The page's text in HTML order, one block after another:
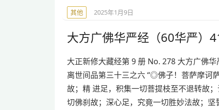
其他 2025年1月9日
大方广佛华严经（60华严）
大正新修大藏经第 9 册 No. 278 大方广佛
离世间品第三十三之六 “◎佛子！菩萨摩诃
故；精 进足，积集一切菩提枝至不退转故
切佛刹故；深心足，究竟一切胜妙法故；